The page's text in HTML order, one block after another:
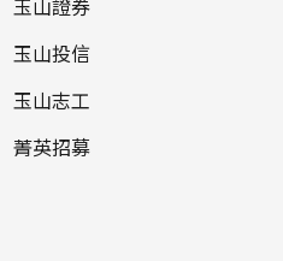
玉山證券
玉山投信
玉山志工
菁英招募